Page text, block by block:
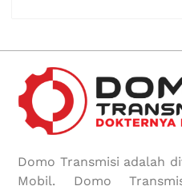
Domo Transmisi adalah
Mobil. Domo